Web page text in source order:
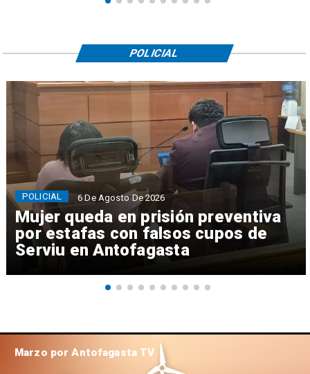
Mujer queda en prisión preventiva
por estafas con falsos cupos de
Serviu en Antofagasta
POLICIAL 6 De Agosto De 2026
POLICIAL
Marzo por Antofagasta TV